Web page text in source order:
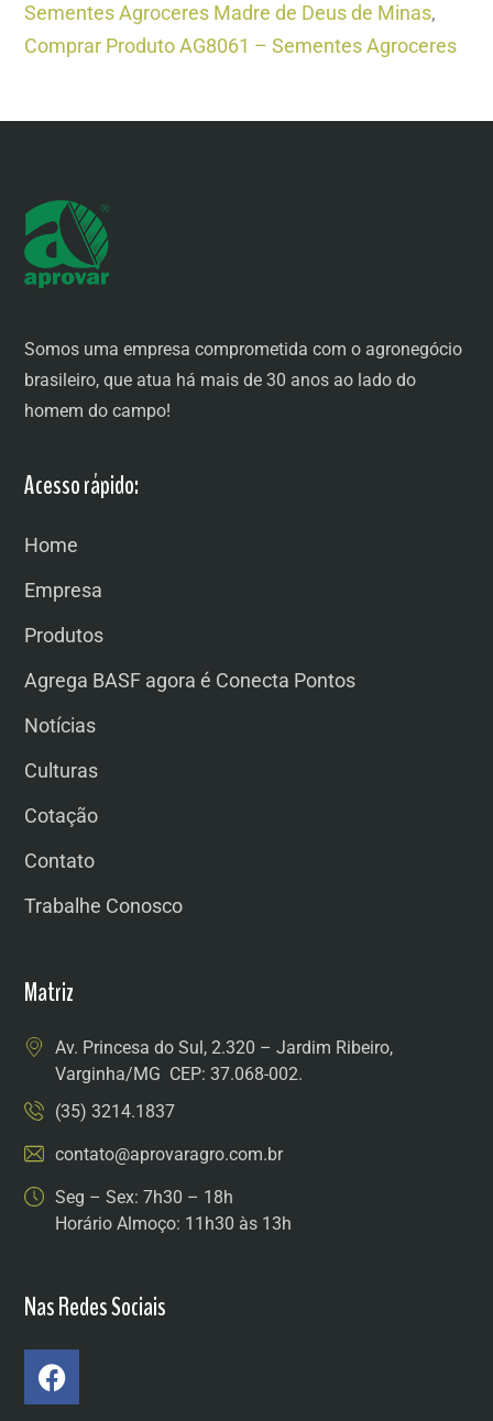
Sementes Agroceres Madre de Deus de Minas,
Comprar Produto AG8061 – Sementes Agroceres
Somos uma empresa comprometida com o agronegócio
brasileiro, que atua há mais de 30 anos ao lado do
homem do campo!
Acesso rápido:
Home
Empresa
Produtos
Agrega BASF agora é Conecta Pontos
Notícias
Culturas
Cotação
Contato
Trabalhe Conosco
Matriz
Av. Princesa do Sul, 2.320 – Jardim Ribeiro,
Varginha/MG CEP: 37.068-002.
(35) 3214.1837
contato@aprovaragro.com.br
Seg – Sex: 7h30 – 18h
Horário Almoço: 11h30 às 13h
Nas Redes Sociais